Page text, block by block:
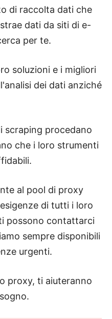
di raccolta dati che
dati da siti di e-
per te.
soluzioni e i migliori
dei dati anziché
scraping procedano
che i loro strumenti
al pool di proxy
di tutti i loro
possono contattarci
sempre disponibili
urgenti.
proxy, ti aiuteranno